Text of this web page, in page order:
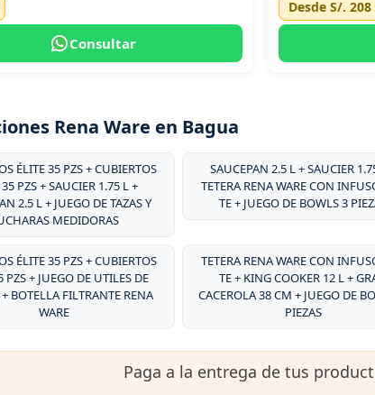
Consultar
Desde S/. 208
Rena Ware en Bagua
ÉLITE 35 PZS + CUBIERTOS
35 PZS + SAUCIER 1.75 L +
2.5 L + JUEGO DE TAZAS Y
MEDIDORAS
SAUCEPAN 2.5 L + SAUCIER
TETERA RENA WARE CON
TE + JUEGO DE BOWLS 3
ÉLITE 35 PZS + CUBIERTOS
PZS + JUEGO DE UTILES DE
BOTELLA FILTRANTE RENA
WARE
TETERA RENA WARE CON
TE + KING COOKER 12 L +
CACEROLA 38 CM + JUEGO DE
PIEZAS
Paga a la entrega de tus